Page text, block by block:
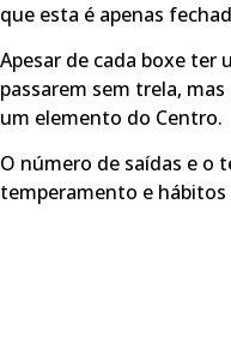
que esta é apenas
Apesar de cada boxe ter
passarem sem trela,
um elemento do Centro.
O número de saídas e o
temperamento e hábitos